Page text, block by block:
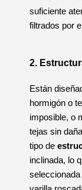
suficiente
filtrados por
2.
Están
hormigón o
imposible, o
tejas sin
tipo de
inclinada, lo